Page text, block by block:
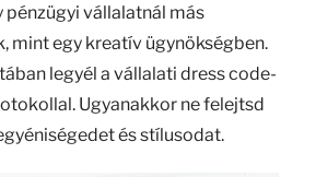
pénzügyi vállalatnál más
mint egy kreatív ügynökségben.
legyél a vállalati dress code-
Ugyanakkor ne felejtsd
és stílusodat.